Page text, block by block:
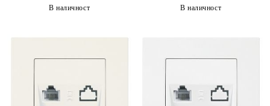
В наличност В наличност